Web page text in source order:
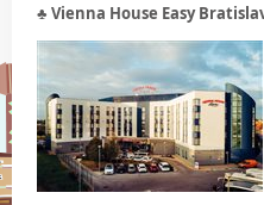
♣ Vienna House Easy